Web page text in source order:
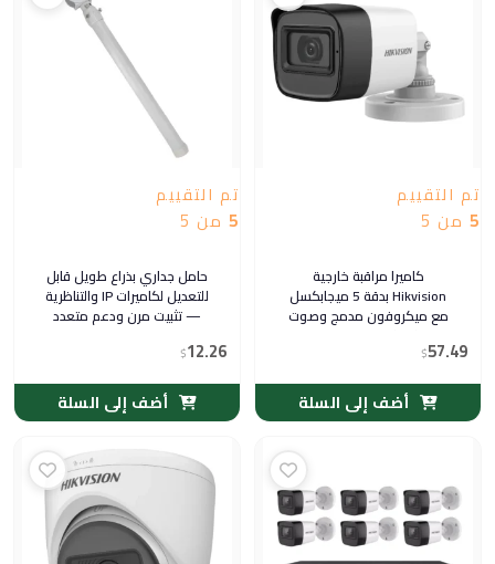
تم التقييم
5 من 5
كاميرا مراقبة خارجية
Hikvision بدقة 5 ميجابكسل
مع ميكروفون مدمج وصوت
$57.49
أضف إلى السلة
تم التقييم
5 من 5
حامل جداري بذراع طويل قابل
للتعديل لكاميرات IP والتناظرية
— تثبيت مرن ودعم متعدد
$12.26
أضف إلى السلة